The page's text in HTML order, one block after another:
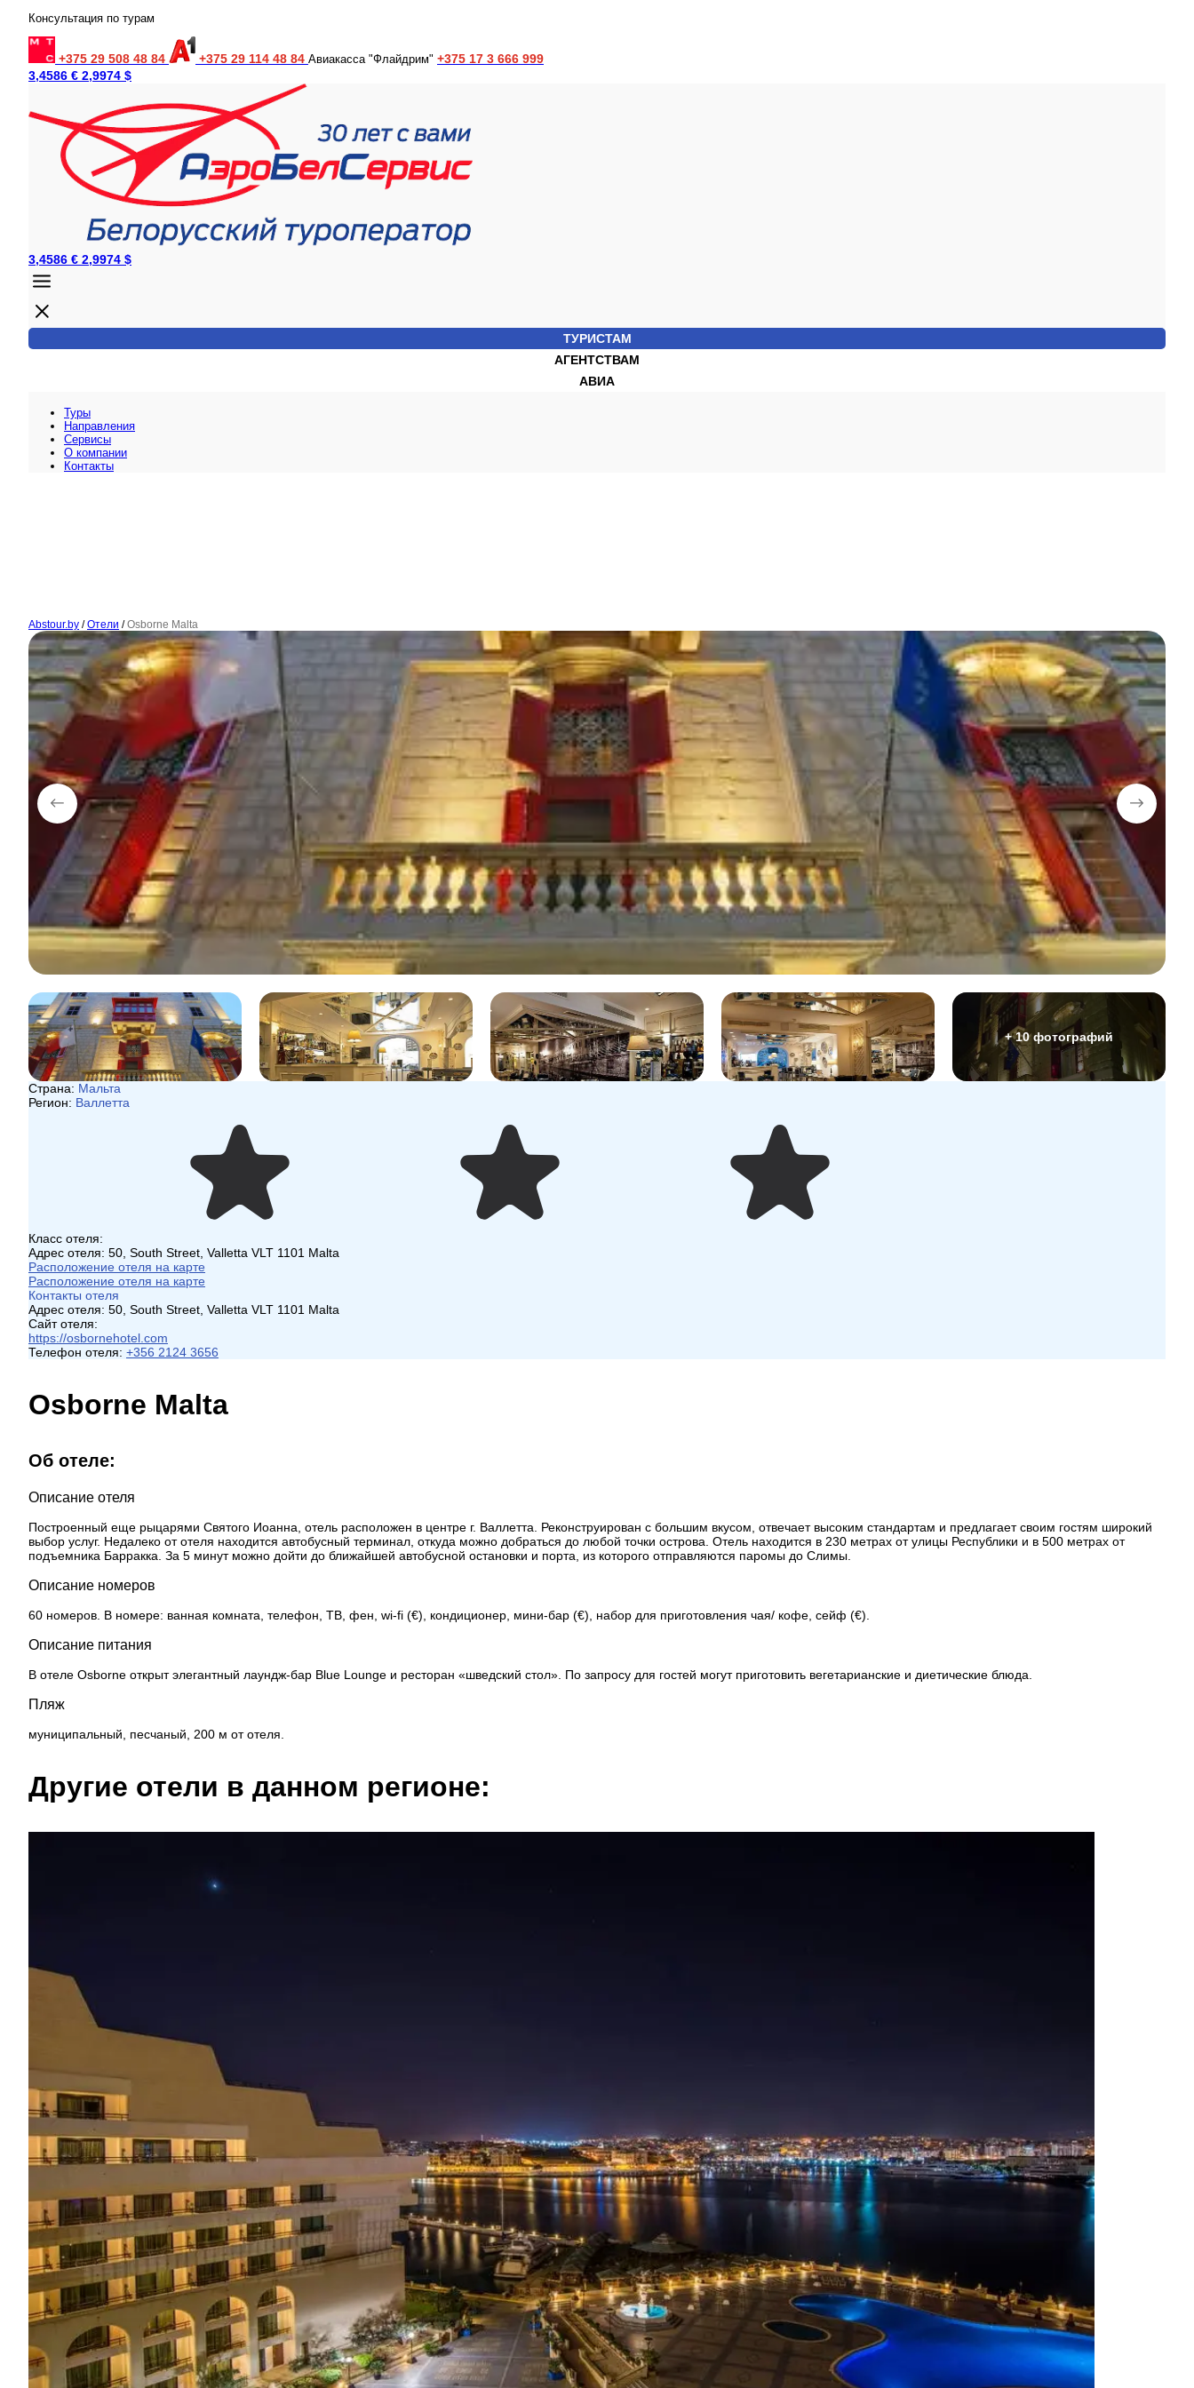
Консультация по турам
+375 29 508 48 84 +375 29 114 48 84 Авиакасса "Флайдрим" +375 17 3 666 999
3,4586 € 2,9974 $
3,4586 € 2,9974 $
ТУРИСТАМ
АГЕНТСТВАМ
АВИА
Туры
Направления
Сервисы
O компании
Контакты
Abstour.by / Отели / Osborne Malta
+ 10 фотографий
Страна: Мальта
Регион: Валлетта
Класс отеля:
Адрес отеля: 50, South Street, Valletta VLT 1101 Malta
Расположение отеля на карте
Расположение отеля на карте
Контакты отеля
Адрес отеля: 50, South Street, Valletta VLT 1101 Malta
Сайт отеля:
https://osbornehotel.com
Телефон отеля: +356 2124 3656
Osborne Malta
Об отеле:
Описание отеля
Построенный еще рыцарями Святого Иоанна, отель расположен в центре г. Валлетта. Реконструирован с большим вкусом, отвечает высоким стандартам и предлагает своим гостям широкий
выбор услуг. Недалеко от отеля находится автобусный терминал, откуда можно добраться до любой точки острова. Отель находится в 230 метрах от улицы Республики и в 500 метрах от
подъемника Барракка. За 5 минут можно дойти до ближайшей автобусной остановки и порта, из которого отправляются паромы до Слимы.
Описание номеров
60 номеров. В номере: ванная комната, телефон, ТВ, фен, wi-fi (€), кондиционер, мини-бар (€), набор для приготовления чая/ кофе, сейф (€).
Описание питания
В отеле Osborne открыт элегантный лаундж-бар Blue Lounge и ресторан «шведский стол». По запросу для гостей могут приготовить вегетарианские и диетические блюда.
Пляж
муниципальный, песчаный, 200 м от отеля.
Другие отели в данном регионе: